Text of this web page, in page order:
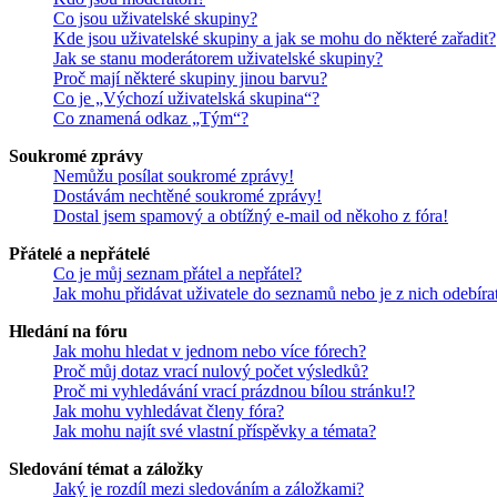
Co jsou uživatelské skupiny?
Kde jsou uživatelské skupiny a jak se mohu do některé zařadit?
Jak se stanu moderátorem uživatelské skupiny?
Proč mají některé skupiny jinou barvu?
Co je „Výchozí uživatelská skupina“?
Co znamená odkaz „Tým“?
Soukromé zprávy
Nemůžu posílat soukromé zprávy!
Dostávám nechtěné soukromé zprávy!
Dostal jsem spamový a obtížný e-mail od někoho z fóra!
Přátelé a nepřátelé
Co je můj seznam přátel a nepřátel?
Jak mohu přidávat uživatele do seznamů nebo je z nich
Hledání na fóru
Jak mohu hledat v jednom nebo více fórech?
Proč můj dotaz vrací nulový počet výsledků?
Proč mi vyhledávání vrací prázdnou bílou stránku!?
Jak mohu vyhledávat členy fóra?
Jak mohu najít své vlastní příspěvky a témata?
Sledování témat a záložky
Jaký je rozdíl mezi sledováním a záložkami?